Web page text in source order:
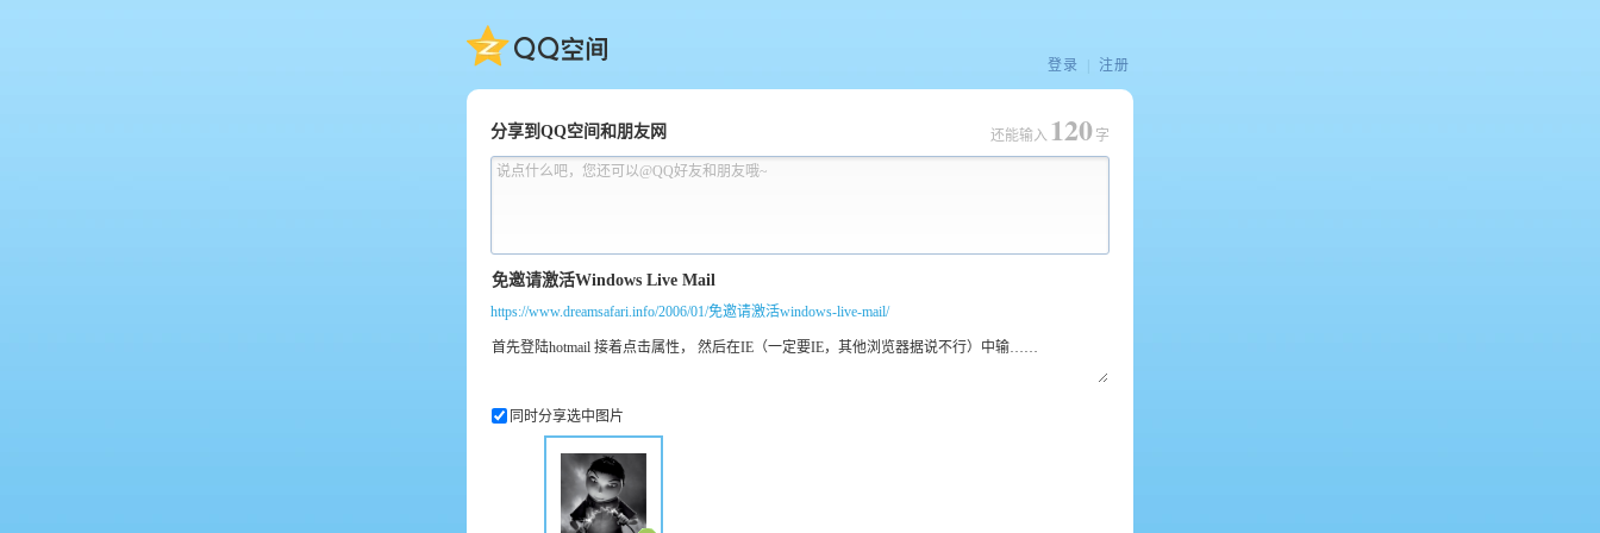
QQ空间
登录 注册
分享到QQ空间和朋友网
说点什么吧，您还可以@QQ好友和朋友哦~
还能输入 120 字
https://www.dreamsafari.info/2006/01/免邀请激活windows-live-mail/
同时分享选中图片